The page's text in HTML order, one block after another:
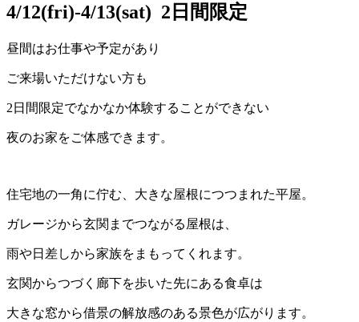
4/12(fri)-4/13(sat) 2日間限定
昼間はお仕事や予定があり
ご来場いただけない方も
2日間限定でなかなか体験することができない
夜のお家をご体感できます。
住宅地の一角に佇む、大きな屋根につつまれた平屋。
ガレージから玄関までつながる屋根は、
雨や日差しから家族をまもってくれます。
玄関からつづく廊下を歩いた先にある食卓は
大きな窓から借景の解放感のある景色が広がります。